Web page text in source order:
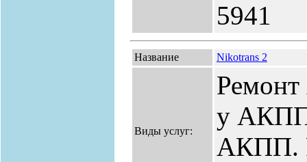
5941
Название Nikotrans 2
Виды услуг:
у
АКПП.